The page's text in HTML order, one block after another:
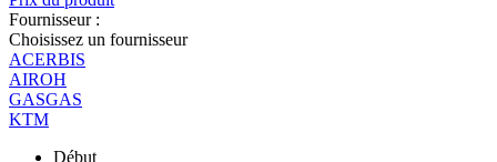
Fournisseur :
Choisissez un fournisseur
ACERBIS
AIROH
GASGAS
KTM
Début